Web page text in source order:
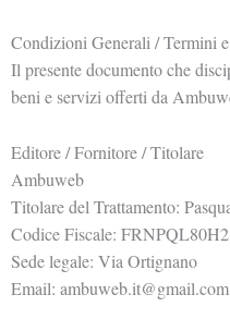
Condizioni Generali / Termini
Il presente documento che
beni e servizi offerti da
Editore / Fornitore / Titolare
Ambuweb
Titolare del Trattamento:
Codice Fiscale:
Sede legale: Via Ortignano
Email: ambuweb.it@gmail.com